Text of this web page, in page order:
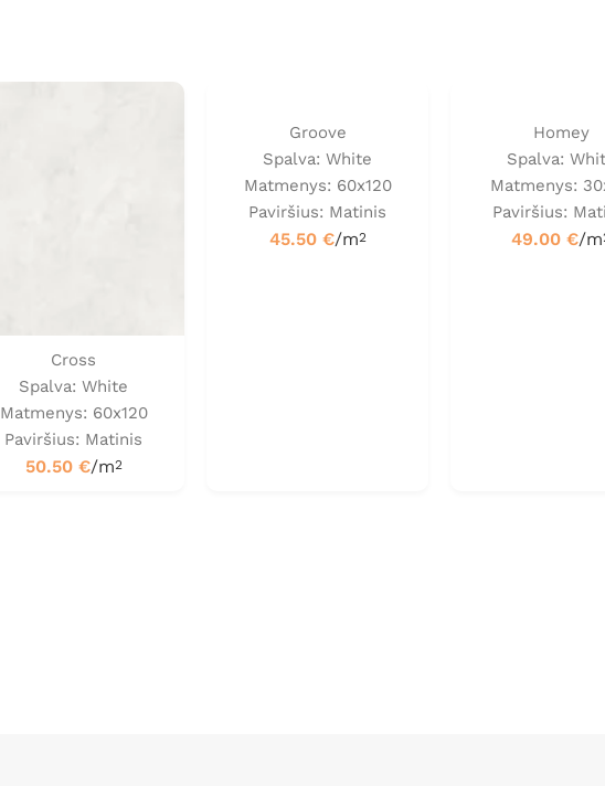
Cross
Spalva: White
Matmenys: 60x120
Paviršius: Matinis
50.50 €/m2
Groove
Spalva: White
Matmenys: 60x120
Paviršius: Matinis
45.50 €/m2
Homey
Spalva:
Matmenys:
Paviršius:
49.00€/m